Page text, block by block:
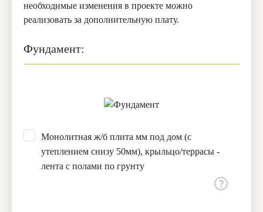
необходимые изменения в проекте можно
реализовать за дополнительную плату.
Фундамент:
Монолитная ж/б плита мм под дом (с
утеплением снизу 50мм), крыльцо/террасы -
лента с полами по грунту